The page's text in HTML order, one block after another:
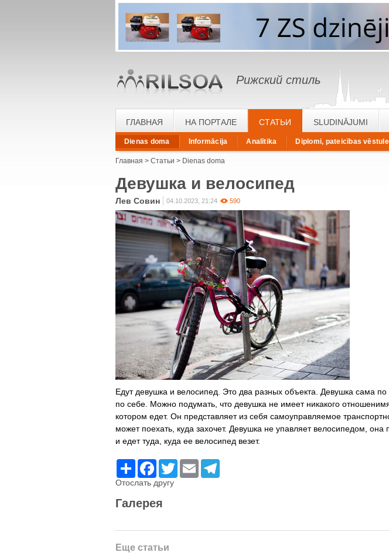
Рижский стиль
ГЛАВНАЯ НА ПОРТАЛЕ СТАТЬИ
Dienas doma Informācija Analītika Diplomi, pateicības
SLUDINĀJUMI
Главная Статьи Dienas doma
Девушка и велосипед
Лев Совин 04.10.2023, 21:24 590
Едут девушка и велосипед. Это два разных объекта. Девушка сама
по себе. Можно подумать, что девушка не имеет никакого
котором едет. Он представляет из себя самоуправляемое
может поехать, куда захочет. Девушка не упавляет велосипедом, она
и едет туда, куда ее велосипед везет.
РесурсFacebook
TwitterEmail
Отослать другу
Галерея
Еще статьи